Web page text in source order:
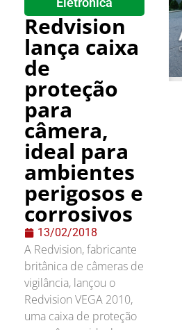
Redvision
lança caixa
de
proteção
para
câmera,
ideal para
ambientes
perigosos e
corrosivos
13/02/2018
A Redvision, fabricante
britânica de câmeras de
vigilância, lançou o
Redvision VEGA 2010,
uma caixa de proteção